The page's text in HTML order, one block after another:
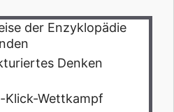
der Enzyklopädie
Denken
Klick-Wettkampf